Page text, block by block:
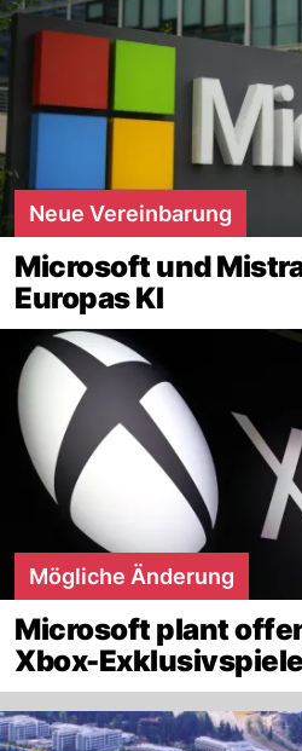
Neue Vereinbarung
Microsoft und
Europas KI
Mögliche Änderung
Microsoft plant
Xbox-Exklusivspiele